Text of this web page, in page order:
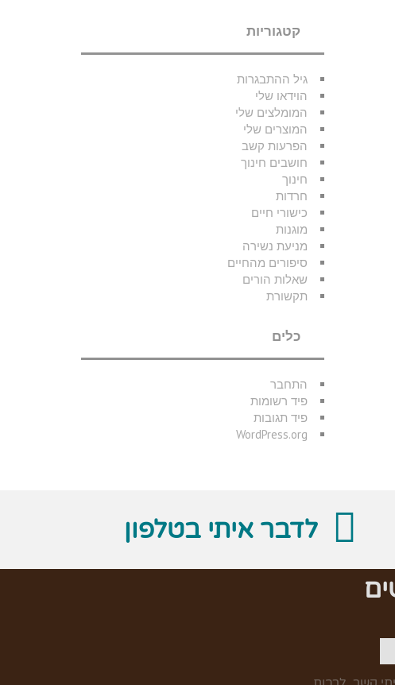
קטגוריות
גיל ההתבגרות
הוידאו שלי
המומלצים שלי
המוצרים שלי
הפרעות קשב
חושבים חינוך
חינוך
חרדות
כישורי חיים
מוגנות
מניעת נשירה
סיפורים מהחיים
שאלות הורים
תקשורת
כלים
התחבר
פיד רשומות
פיד תגובות
WordPress.org
לדבר איתי בטלפון